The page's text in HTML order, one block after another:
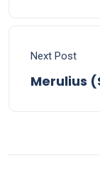
Next Post
Merulius